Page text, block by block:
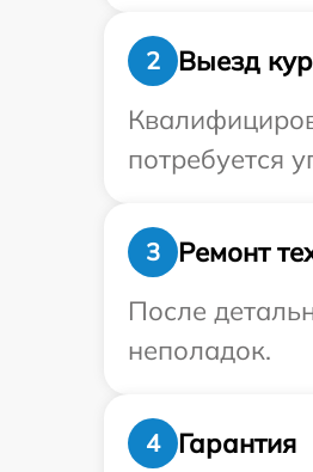
2
Выезд
потребуется
3
Ремонт
После
неполадок.
4
Гарантия